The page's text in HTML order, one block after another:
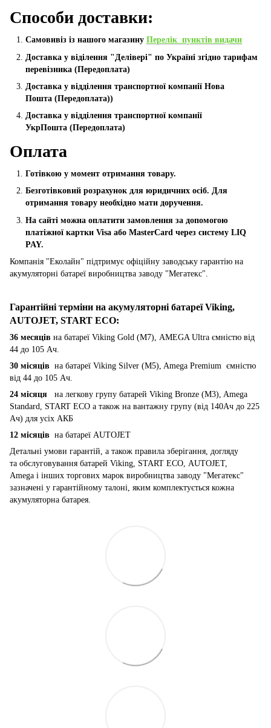
Способи доставки:
Самовивіз із нашого магазину Перелік пунктів видачи
Доставка у віділення "Делівері" по Україні згідно тарифам
перевізника (Передоплата)
Доставка у відділення транспортної компанії Нова
Пошта (Передоплата))
Доставка у відділення транспортної компанії
УкрПошта (Пeредоплата)
Оплата
Готівкою у момент отримання товару.
Безготівковий розрахунок для юридичних осіб. Для
отримання товару необхідно мати доручення.
На сайті можна оплатити замовлення за допомогою
платіжної картки Visa або MasterCard через систему LIQ
PAY.
Компанія "Еколайн" підтримує офіційну заводську гарантію на
акумуляторні батареї виробництва заводу "Мегатекс".
Гарантійні терміни на акумуляторні батареї Viking,
AUTOJET, START ECO:
36 месяців на батареї Viking Gold (M7), AMEGA Ultra ємністю від
44 до 105 Ач.
30 місяців на батареї Viking Silver (M5), Amega Premium ємністю
від 44 до 105 Ач.
24 місяця на легкову групу батарей Viking Bronze (M3), Amega
Standard, START ECO а також на вантажну групу (від 140Ач до 225
Ач) для усіх АКБ
12 місяців на батареї AUTOJET
Детальні умови гарантій, а також правила зберігання, догляду
та обслуговування батарей Viking, START ECO, AUTOJET,
Amega і інших торгових марок виробництва заводу "Мегатекс"
зазначені у гарантійному талоні, яким комплектується кожна
акумуляторна батарея.